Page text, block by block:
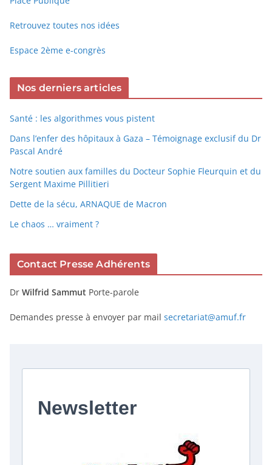
Retrouvez toutes nos idées
Espace 2ème e-congrès
Nos derniers articles
Santé : les algorithmes vous pistent
Dans l’enfer des hôpitaux à Gaza – Témoignage exclusif du Dr
Pascal André
Notre soutien aux familles du Docteur Sophie Fleurquin et du
Sergent Maxime Pillitieri
Dette de la sécu, ARNAQUE de Macron
Le chaos … vraiment ?
Contact Presse Adhérents
Dr Wilfrid Sammut Porte-parole
Demandes presse à envoyer par mail secretariat@amuf.fr